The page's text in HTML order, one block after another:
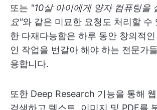
또는 "10살 아이에게 양자 컴퓨팅을
요"와 같은 미묘한 요청도 처리할 수
한 다재다능함은 하루 동안 창의적
인 작업을 번갈아 해야 하는 전문가
용합니다.
또한 Deep Research 기능을 통해